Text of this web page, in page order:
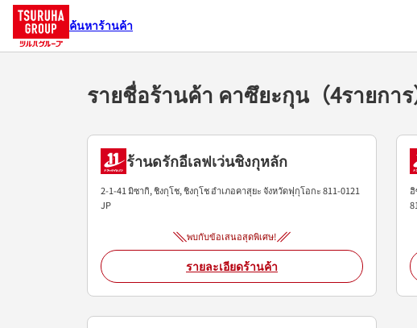
ค้นหาร้านค้า
รายชื่อร้านค้า คาซึยะกุน（4รายการ
ร้านดรักอีเลฟเว่นชิงกุหลัก
2-1-41 มิซากิ, ชิงกุโช, ชิงกุโชอำเภอคาสุยะจังหวัดฟุกุโอกะ811-0121
JP
พบกับข้อเสนอสุดพิเศษ!
รายละเอียดร้านค้า